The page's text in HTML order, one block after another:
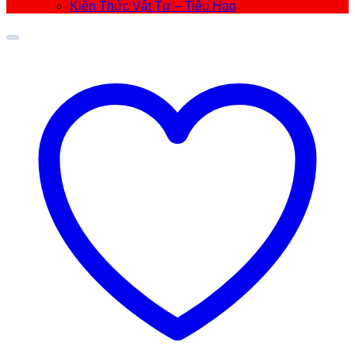
Kiến Thức Vật Tư – Tiêu Hao